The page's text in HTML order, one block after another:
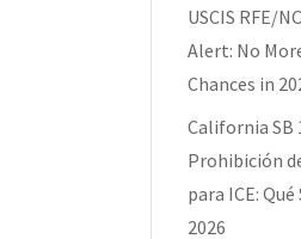
USCIS RFE/
Alert: No
Chances in
California SB
Prohibición
para ICE:
2026